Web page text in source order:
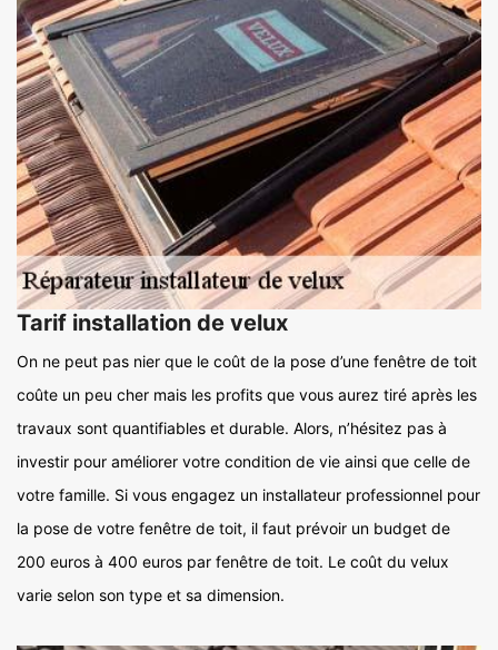
Tarif installation de velux
On ne peut pas nier que le coût de la pose d’une fenêtre de toit
coûte un peu cher mais les profits que vous aurez tiré après les
travaux sont quantifiables et durable. Alors, n’hésitez pas à
investir pour améliorer votre condition de vie ainsi que celle de
votre famille. Si vous engagez un installateur professionnel pour
la pose de votre fenêtre de toit, il faut prévoir un budget de
200 euros à 400 euros par fenêtre de toit. Le coût du velux
varie selon son type et sa dimension.